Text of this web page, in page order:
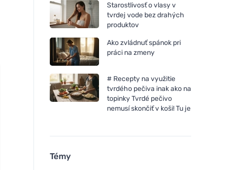
Starostlivosť o vlasy v
tvrdej vode bez drahých
produktov
Ako zvládnuť spánok pri
práci na zmeny
# Recepty na využitie
tvrdého pečiva inak ako na
topinky Tvrdé pečivo
nemusí skončiť v koši! Tu je
Témy